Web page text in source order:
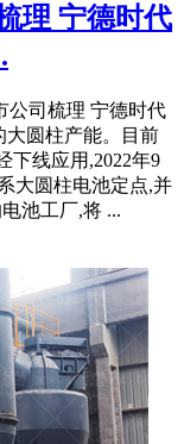
理 宁德时代
公司梳理 宁德时代
大圆柱产能。目前
下线应用,2022年9
大圆柱电池定点,并
池工厂,将 ...